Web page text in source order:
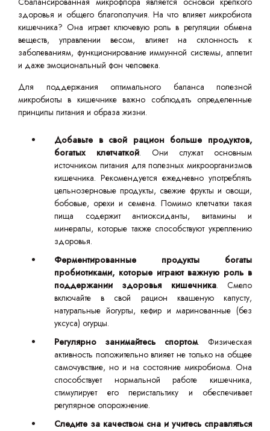
здоровья и общего благополучия. На что влияет микробиота
кишечника? Она играет ключевую роль в регуляции обмена
веществ, управлении весом, влияет на склонность к
заболеваниям, функционирование иммунной системы, аппетит
и даже эмоциональный фон человека.
Для поддержания оптимального баланса полезной
микробиоты в кишечнике важно соблюдать определенные
принципы питания и образа жизни.
Добавьте в свой рацион больше продуктов,
богатых клетчаткой. Они служат основным
источником питания для полезных микроорганизмов
кишечника. Рекомендуется ежедневно употреблять
цельнозерновые продукты, свежие фрукты и овощи,
бобовые, орехи и семена. Помимо клетчатки такая
пища содержит антиоксиданты, витамины и
минералы, которые также способствуют укреплению
здоровья.
Ферментированные продукты богаты
пробиотиками, которые играют важную роль в
поддержании здоровья кишечника. Смело
включайте в свой рацион квашеную капусту,
натуральные йогурты, кефир и маринованные (без
уксуса) огурцы.
Регулярно занимайтесь спортом. Физическая
активность положительно влияет не только на общее
самочувствие, но и на состояние микробиома. Она
способствует нормальной работе кишечника,
стимулирует его перистальтику и обеспечивает
регулярное опорожнение.
Следите за качеством сна и учитесь справляться